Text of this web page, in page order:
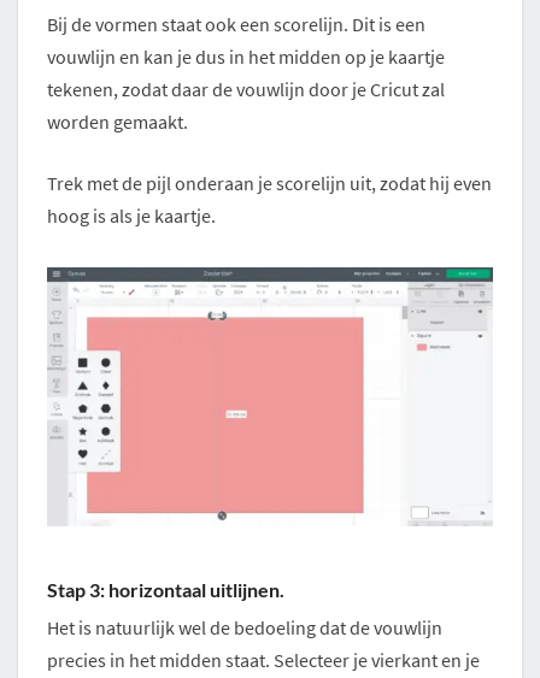
Bij de vormen staat ook een scorelijn. Dit is een
vouwlijn en kan je dus in het midden op je kaartje
tekenen, zodat daar de vouwlijn door je Cricut zal
worden gemaakt.
Trek met de pijl onderaan je scorelijn uit, zodat hij even
hoog is als je kaartje.
Stap 3: horizontaal uitlijnen.
Het is natuurlijk wel de bedoeling dat de vouwlijn
precies in het midden staat. Selecteer je vierkant en je